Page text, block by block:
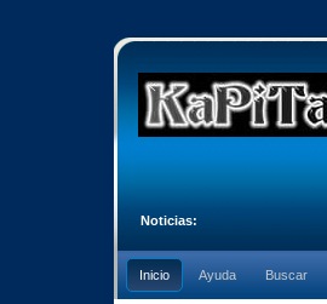
Noticias:
Inicio Ayuda Buscar